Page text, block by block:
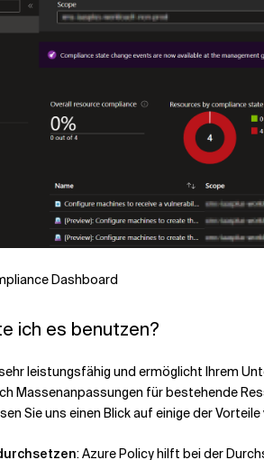
Dashboard
ich es benutzen?
leistungsfähig und ermöglicht Ihrem
Massenanpassungen für bestehende
Sie uns einen Blick auf einige der
: Azure Policy hilft bei der